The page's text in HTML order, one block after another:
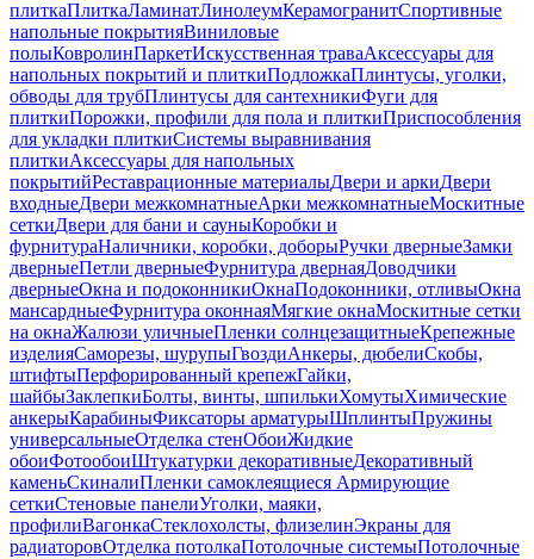
плиткаПлиткаЛаминатЛинолеумКерамогранитСпортивные
напольные покрытияВиниловые
полыКовролинПаркетИскусственная траваАксессуары для
напольных покрытий и плиткиПодложкаПлинтусы, уголки,
обводы для трубПлинтусы для сантехникиФуги для
плиткиПорожки, профили для пола и плиткиПриспособления
для укладки плиткиСистемы выравнивания
плиткиАксессуары для напольных
покрытийРеставрационные материалыДвери и аркиДвери
входныеДвери межкомнатныеАрки межкомнатныеМоскитные
сеткиДвери для бани и сауныКоробки и
фурнитураНаличники, коробки, доборыРучки дверныеЗамки
дверныеПетли дверныеФурнитура двернаяДоводчики
дверныеОкна и подоконникиОкнаПодоконники, отливыОкна
мансардныеФурнитура оконнаяМягкие окнаМоскитные сетки
на окнаЖалюзи уличныеПленки солнцезащитныеКрепежные
изделияСаморезы, шурупыГвоздиАнкеры, дюбелиСкобы,
штифтыПерфорированный крепежГайки,
шайбыЗаклепкиБолты, винты, шпилькиХомутыХимические
анкерыКарабиныФиксаторы арматурыШплинтыПружины
универсальныеОтделка стенОбоиЖидкие
обоиФотообоиШтукатурки декоративныеДекоративный
каменьСкиналиПленки самоклеящиеся Армирующие
сеткиСтеновые панелиУголки, маяки,
профилиВагонкаСтеклохолсты, флизелинЭкраны для
радиаторовОтделка потолкаПотолочные системыПотолочные